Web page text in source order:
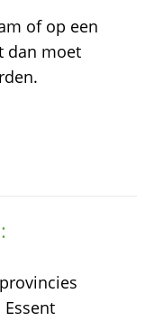
of op een
dan moet